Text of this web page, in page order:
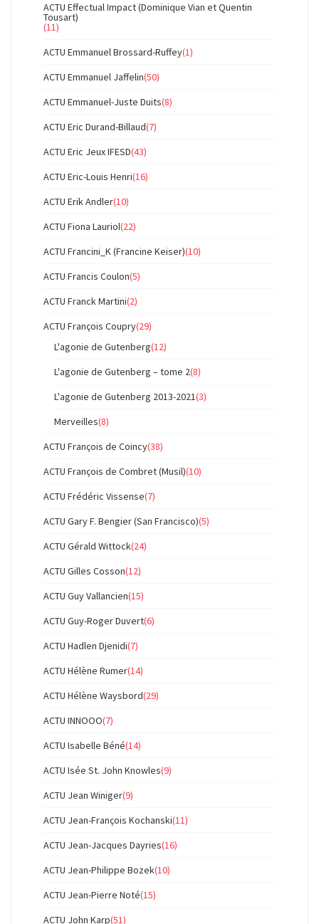
ACTU Effectual Impact (Dominique Vian et Quentin
Tousart)
(11)
ACTU Emmanuel Brossard-Ruffey(1)
ACTU Emmanuel Jaffelin(50)
ACTU Emmanuel-Juste Duits(8)
ACTU Eric Durand-Billaud(7)
ACTU Eric Jeux IFESD(43)
ACTU Eric-Louis Henri(16)
ACTU Erik Andler(10)
ACTU Fiona Lauriol(22)
ACTU Francini_K (Francine Keiser)(10)
ACTU Francis Coulon(5)
ACTU Franck Martini(2)
ACTU François Coupry(29)
L'agonie de Gutenberg(12)
L'agonie de Gutenberg – tome 2(8)
L'agonie de Gutenberg 2013-2021(3)
Merveilles(8)
ACTU François de Coincy(38)
ACTU François de Combret (Musil)(10)
ACTU Frédéric Vissense(7)
ACTU Gary F. Bengier (San Francisco)(5)
ACTU Gérald Wittock(24)
ACTU Gilles Cosson(12)
ACTU Guy Vallancien(15)
ACTU Guy-Roger Duvert(6)
ACTU Hadlen Djenidi(7)
ACTU Hélène Rumer(14)
ACTU Hélène Waysbord(29)
ACTU INNOOO(7)
ACTU Isabelle Béné(14)
ACTU Isée St. John Knowles(9)
ACTU Jean Winiger(9)
ACTU Jean-François Kochanski(11)
ACTU Jean-Jacques Dayries(16)
ACTU Jean-Philippe Bozek(10)
ACTU Jean-Pierre Noté(15)
ACTU John Karp(51)